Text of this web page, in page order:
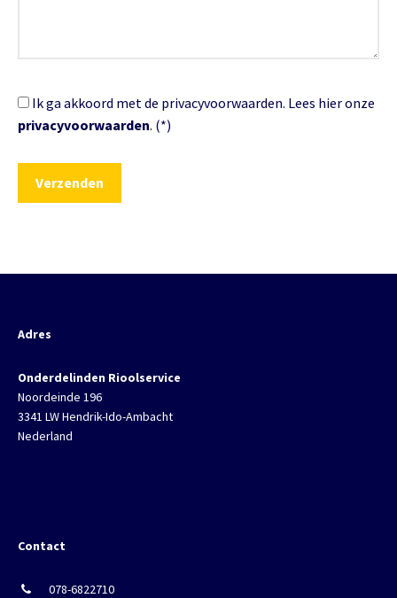
Ik ga akkoord met de privacyvoorwaarden. Lees hier onze
privacyvoorwaarden. (*)
Adres
Onderdelinden Rioolservice
Noordeinde 196
3341 LW Hendrik-Ido-Ambacht
Nederland
Contact
078-6822710